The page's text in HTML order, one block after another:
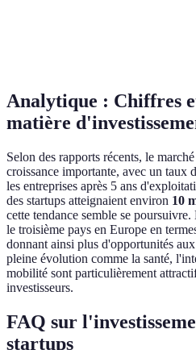
Analytique : Chiffres
matière
Selon des rapports récents, le
croissance importante, avec un taux
les entreprises après 5 ans
des startups atteignaient environ 10
cette tendance semble se
le troisième pays en Europe en
donnant ainsi plus d'opportunités
pleine évolution comme la santé,
mobilité sont particulièrement
investisseurs.
FAQ sur
startups